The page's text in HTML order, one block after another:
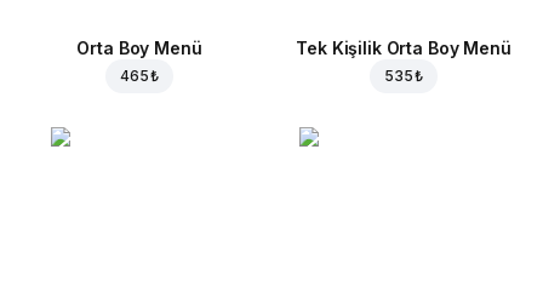
Orta Boy Menü
465 ₺
Tek Kişilik Orta Boy Menü
535 ₺